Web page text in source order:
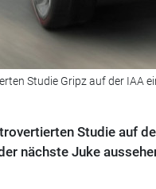
Studie Gripz auf der IAA
Studie auf
nächste Juke